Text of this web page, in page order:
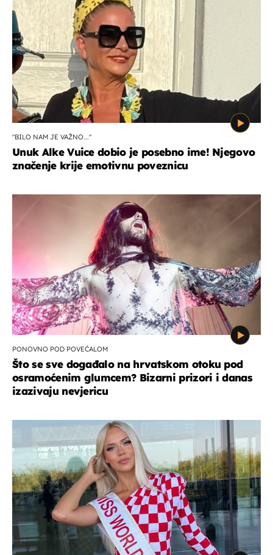
"BILO NAM JE VAŽNO..."
Unuk Alke Vuice dobio je posebno ime! Njegovo
značenje krije emotivnu poveznicu
PONOVNO POD POVEĆALOM
Što se sve događalo na hrvatskom otoku pod
osramoćenim glumcem? Bizarni prizori i danas
izazivaju nevjericu